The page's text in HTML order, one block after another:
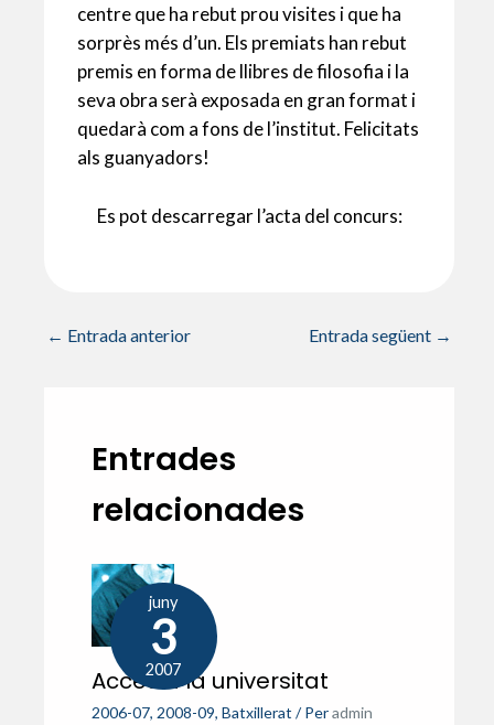
centre que ha rebut prou visites i que ha
sorprès més d’un. Els premiats han rebut
premis en forma de llibres de filosofia i la
seva obra serà exposada en gran format i
quedarà com a fons de l’institut. Felicitats
als guanyadors!
Es pot descarregar l’acta del concurs:
← Entrada anterior Entrada següent →
Entrades
relacionades
juny
3
2007
Accés a la universitat
2006-07, 2008-09, Batxillerat / Per admin